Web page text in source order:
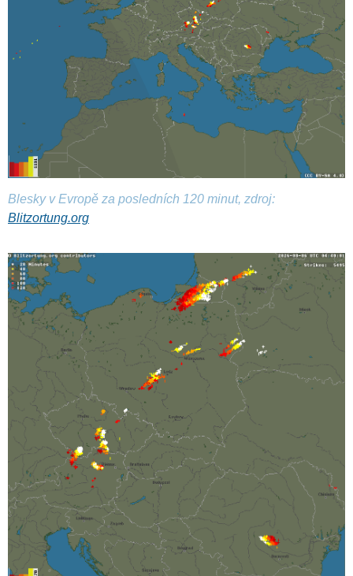
Blesky v Evropě za posledních 120 minut, zdroj:
Blitzortung.org